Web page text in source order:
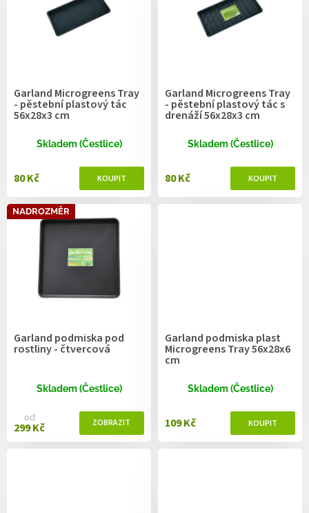
Garland Microgreens Tray
- pěstební plastový tác
56x28x3 cm
Skladem (Čestlice)
80 Kč
Garland Microgreens Tray
- pěstební plastový tác s
drenáží 56x28x3 cm
Skladem (Čestlice)
80 Kč
NADROZMĚR
Garland podmiska pod
rostliny - čtvercová
Skladem (Čestlice)
od
299 Kč
Garland podmiska plast
Microgreens Tray 56x28x6
cm
Skladem (Čestlice)
109 Kč